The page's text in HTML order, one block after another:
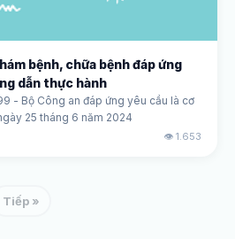
bệnh, chữa bệnh đáp ứng
dẫn thực hành
- Bộ Công an đáp ứng yêu cầu là cơ
25 tháng 6 năm 2024
👁️ 1.653
Tiếp »